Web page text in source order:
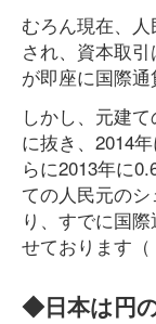
むろん現在、
され、資本取
が即座に国際通
しかし、元建
に抜き、2014
らに2013年に
ての人民元の
り、すでに国
せております（
◆日本は円